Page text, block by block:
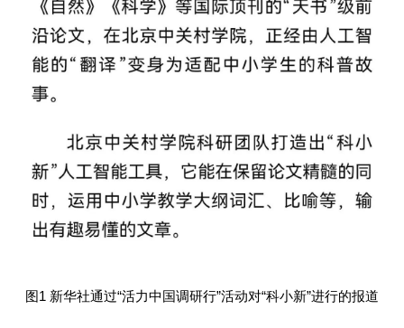
图1 新华社通过“活力中国调研行”活动对“科小新”进行的报道